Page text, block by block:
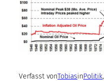
Verfasst vonTobiasinPolitik,